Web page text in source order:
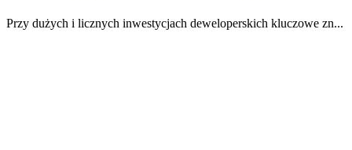
Przy dużych i licznych inwestycjach deweloperskich kluczowe zn...